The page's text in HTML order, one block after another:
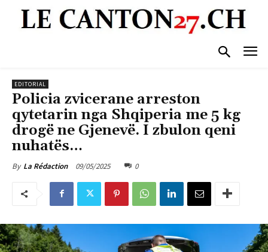
EDITORIAL
Policia zvicerane arreston
qytetarin nga Shqiperia me 5 kg
drogë ne Gjenevë. I zbulon qeni
nuhatës…
By La Rédaction 09/05/2025 0